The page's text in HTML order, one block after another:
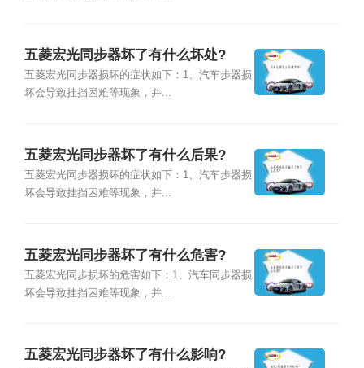
五菱宏光同步器坏了有什么坏处?
五菱宏光同步器损坏的症状如下：1、汽车步器损
坏会导致挂挡困难等现象，并...
五菱宏光同步器坏了有什么后果?
五菱宏光同步器损坏的症状如下：1、汽车步器损
坏会导致挂挡困难等现象，并...
五菱宏光同步器坏了有什么危害?
五菱宏光同步损坏的危害如下：1、汽车同步器损
坏会导致挂挡困难等现象，并...
五菱宏光同步器坏了有什么影响?